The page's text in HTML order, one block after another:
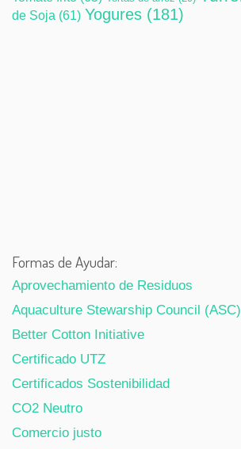
de Soja (61) Yogures (181)
Formas de Ayudar:
Aprovechamiento de Residuos
Aquaculture Stewarship Council (ASC)
Better Cotton Initiative
Certificado UTZ
Certificados Sostenibilidad
CO2 Neutro
Comercio justo